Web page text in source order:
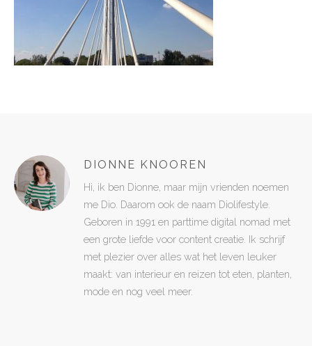
DIONNE KNOOREN
Hi, ik ben Dionne, maar mijn vrienden noemen
me Dio. Daarom ook de naam Diolifestyle.
Geboren in 1991 en parttime digital nomad met
een grote liefde voor content creatie. Ik schrijf
met plezier over alles wat het leven leuker
maakt: van interieur en reizen tot eten, planten,
mode en nog veel meer.